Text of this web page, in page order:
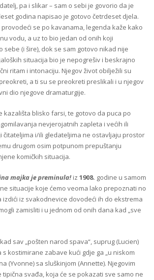
pa i slikar – sam o sebi je govorio da je
godina napisao je gotovo četrdeset djela.
se po kavanama, legenda kaže kako
vodu, a uz to bio jedan od onih koji
sebe (i šire), dok se sam gotovo nikad nije
situacija bio je nepogrešiv i beskrajno
ritam i intonaciju. Njegov život obilježili su
a ti su se preokreti preslikali i u njegov
dio njegove dramaturgije.
kazališta blisko farsi, te gotovo da puca po
nevjerojatnih zapleta i većih ili
čitateljima i/ili gledateljima ne ostavljaju prostor
drugom osim potpunom prepuštanju
komičkih situacija.
majka je preminula! iz 1908. godine u samom
situacije koje ćemo veoma lako prepoznati no
izdići iz svakodnevice dovodeći ih do ekstrema
zamisliti i u jednom od onih dana kad „sve
sav „pošten narod spava“, suprug (Lucien)
kostimirane zabave kući gdje ga „u niskom
(Yvonne) sa sluškinjom (Annette). Njegovim
svađa, koja će se pokazati sve samo ne